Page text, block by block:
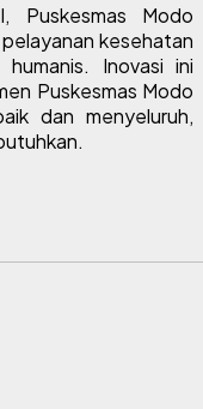
Puskesmas Modo
kesehatan
Inovasi ini
Puskesmas Modo
dan menyeluruh,